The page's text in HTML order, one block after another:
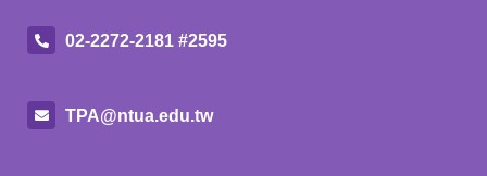
02-2272-2181 #2595
TPA@ntua.edu.tw